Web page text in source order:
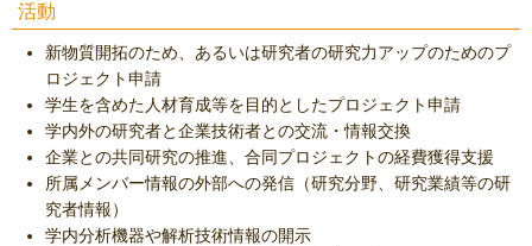
活動
新物質開拓のため、あるいは研究者の研究力アップのためのプ
ロジェクト申請
学生を含めた人材育成等を目的としたプロジェクト申請
学内外の研究者と企業技術者との交流・情報交換
企業との共同研究の推進、合同プロジェクトの経費獲得支援
所属メンバー情報の外部への発信（研究分野、研究業績等の研
究者情報）
学内分析機器や解析技術情報の開示